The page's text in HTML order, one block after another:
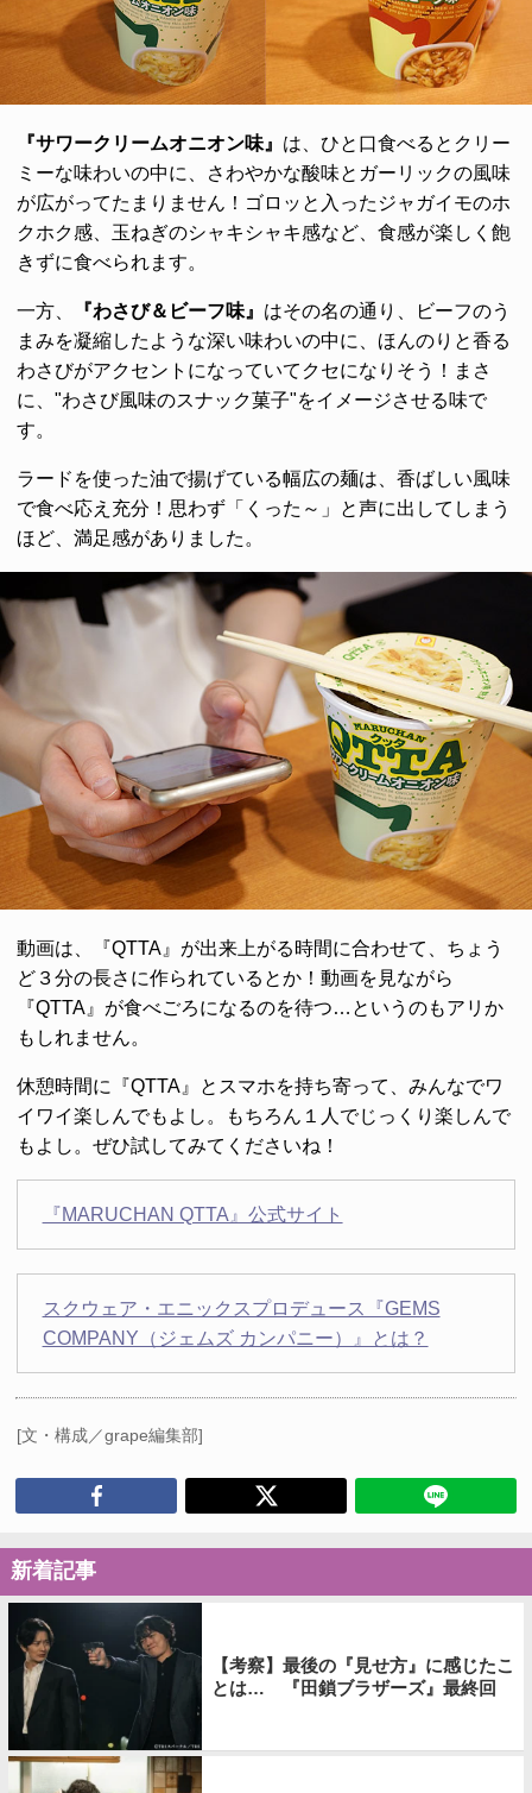
『サワークリームオニオン味』 は、ひと口食べるとクリー
ミーな味わいの中に、さわやかな酸味とガーリックの風味
が広がってたまりません！ゴロッと入ったジャガイモのホ
クホク感、玉ねぎのシャキシャキ感など、食感が楽しく飽
きずに食べられます。
一方、 『わさび＆ビーフ味』 はその名の通り、ビーフのう
まみを凝縮したような深い味わいの中に、ほんのりと香る
わさびがアクセントになっていてクセになりそう！まさ
に、"わさび風味のスナック菓子"をイメージさせる味で
す。
ラードを使った油で揚げている幅広の麺は、香ばしい風味
で食べ応え充分！思わず「くった～」と声に出してしまう
ほど、満足感がありました。
動画は、『QTTA』が出来上がる時間に合わせて、ちょう
ど３分の長さに作られているとか！動画を見ながら
『QTTA』が食べごろになるのを待つ…というのもアリか
もしれません。
休憩時間に『QTTA』とスマホを持ち寄って、みんなでワ
イワイ楽しんでもよし。もちろん１人でじっくり楽しんで
もよし。ぜひ試してみてくださいね！
『MARUCHAN QTTA』公式サイト
スクウェア・エニックスプロデュース『GEMS
COMPANY（ジェムズ カンパニー）』とは？
[文・構成／grape編集部]
新着記事
【考察】最後の『見せ方』に感じたこ
とは… 『田鎖ブラザーズ』最終回